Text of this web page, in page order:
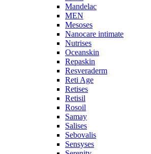
Mandelac
MEN
Mesoses
Nanocare intimate
Nutrises
Oceanskin
Repaskin
Resveraderm
Reti Age
Retises
Retisil
Rosoil
Samay
Salises
Sebovalis
Sensyses